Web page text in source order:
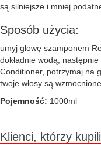
są silniejsze i mniej
Sposób użycia:
umyj głowę szamponem
dokładnie wodą,
Conditioner, potrzymaj na
twoje włosy są
Pojemność: 1000ml
Klienci, którzy